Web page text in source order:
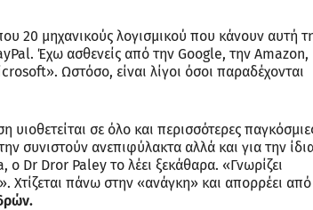
20 μηχανικούς λογισμικού που κάνουν αυτή
Έχω ασθενείς από την Google, την Amazon,
Ωστόσο, είναι λίγοι όσοι παραδέχονται
υιοθετείται σε όλο και περισσότερες
συνιστούν ανεπιφύλακτα αλλά και για την
Dr Dror Paley το λέει ξεκάθαρα. «Γνωρίζει
πάνω στην «ανάγκη» και απορρέει από